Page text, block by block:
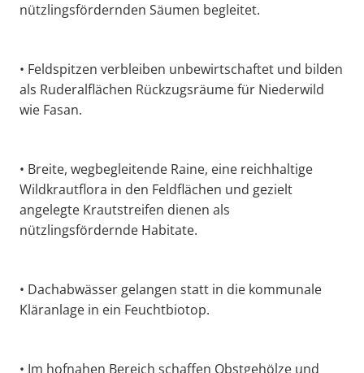
nützlingsfördernden Säumen begleitet.
• Feldspitzen verbleiben unbewirtschaftet und bilden
als Ruderalflächen Rückzugsräume für Niederwild
wie Fasan.
• Breite, wegbegleitende Raine, eine reichhaltige
Wildkrautflora in den Feldflächen und gezielt
angelegte Krautstreifen dienen als
nützlingsfördernde Habitate.
• Dachabwässer gelangen statt in die kommunale
Kläranlage in ein Feuchtbiotop.
• Im hofnahen Bereich schaffen Obstgehölze und